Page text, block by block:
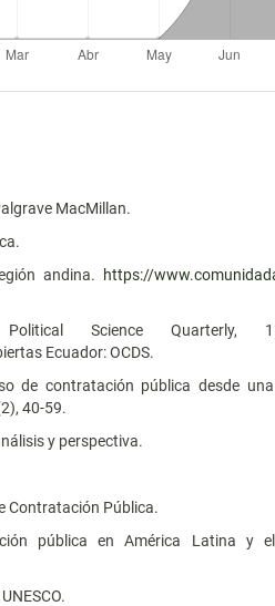
MacMillan.
andina.
https://
Science Quarterly,
Ecuador: OCDS.
de contratación pública desde
40-59.
y perspectiva.
Contratación Pública.
pública en América Latina y